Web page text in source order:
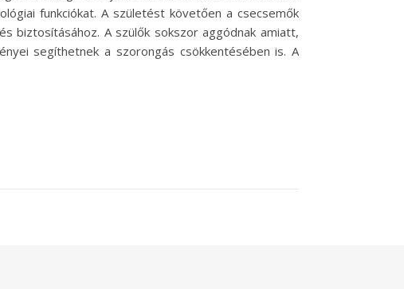
funkciókat. A születést követően a csecsemők
biztosításához. A szülők sokszor aggódnak amiatt,
segíthetnek a szorongás csökkentésében is. A